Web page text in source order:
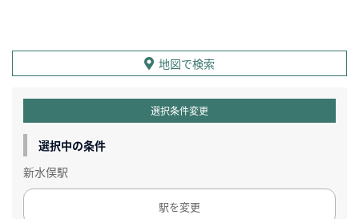
地図で検索
選択条件変更
選択中の条件
新水俣駅
駅を変更